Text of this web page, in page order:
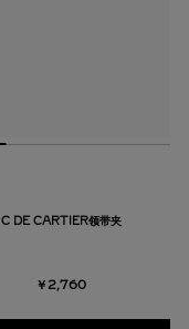
C DE CARTIER领带夹
￥2,760